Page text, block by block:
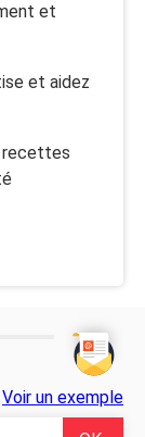
et
et aidez
recettes
Voir un exemple